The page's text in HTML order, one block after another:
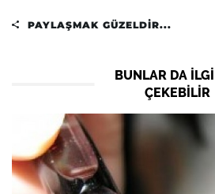
PAYLAŞMAK GÜZELDIR...
BUNLAR DA
ÇEKEBILIR